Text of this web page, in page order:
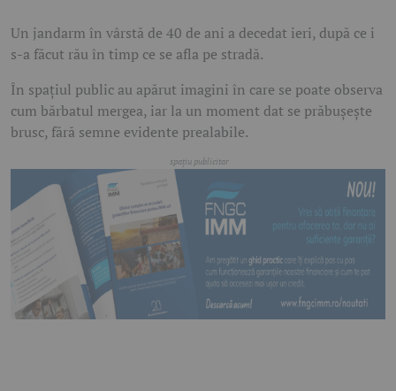
Un jandarm în vârstă de 40 de ani a decedat ieri, după ce i
s-a făcut rău în timp ce se afla pe stradă.
În spațiul public au apărut imagini în care se poate observa
cum bărbatul mergea, iar la un moment dat se prăbușește
brusc, fără semne evidente prealabile.